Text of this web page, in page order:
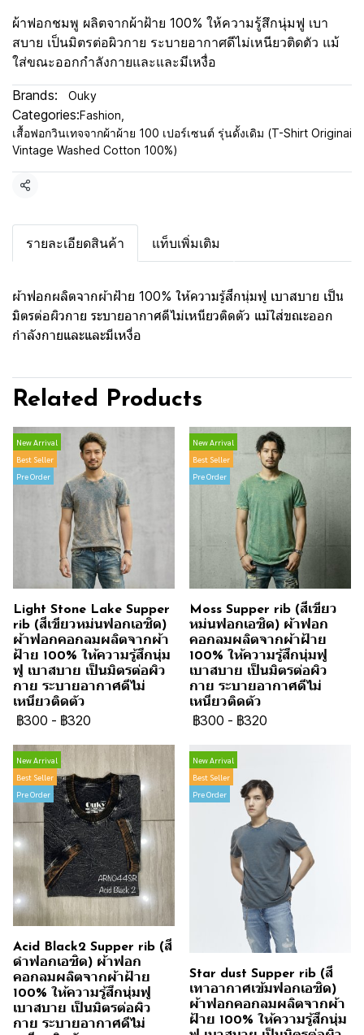
ผ้าฟอกชมพู ผลิตจากผ้าฝ้าย 100% ให้ความรู้สึกนุ่มฟู เบา
สบาย เป็นมิตรต่อผิวกาย ระบายอากาศดีไม่เหนียวติดตัว แม้
ใส่ขณะออกกำลังกายและและมีเหงื่อ
Brands: Ouky
Categories:Fashion
เสื้อฟอกวินเทจจากผ้าผ้าย 100 เปอร์เซนต์ รุ่นดั้งเดิม (T-Shirt Originai
Vintage Washed Cotton 100%)
Share
รายละเอียดสินค้า แท็บเพิ่มเติม
ผ้าฟอกผลิตจากผ้าฝ้าย 100% ให้ความรู้สึกนุ่มฟู เบาสบาย เป็น
มิตรต่อผิวกาย ระบายอากาศดีไม่เหนียวติดตัว แม้ใส่ขณะออก
กำลังกายและและมีเหงื่อ
Related Products
New Arrival
Best Seller
Pre Order
Light Stone Lake Supper
rib (สีเขียวหม่นฟอกเอซิด)
ผ้าฟอกคอกลมผลิตจากผ้า
ฝ้าย 100% ให้ความรู้สึกนุ่ม
ฟู เบาสบาย เป็นมิตรต่อผิว
กาย ระบายอากาศดีไม่
เหนียวติดตัว
฿300 - ฿320
New Arrival
Best Seller
Pre Order
Moss Supper rib (สีเขียว
หม่นฟอกเอซิด) ผ้าฟอก
คอกลมผลิตจากผ้าฝ้าย
100% ให้ความรู้สึกนุ่มฟู
เบาสบาย เป็นมิตรต่อผิว
กาย ระบายอากาศดีไม่
เหนียวติดตัว
฿300 - ฿320
New Arrival
Best Seller
Pre Order
Acid Black2 Supper rib (สี
ดำฟอกเอซิด) ผ้าฟอก
คอกลมผลิตจากผ้าฝ้าย
100% ให้ความรู้สึกนุ่มฟู
เบาสบาย เป็นมิตรต่อผิว
กาย ระบายอากาศดีไม่
New Arrival
Best Seller
Pre Order
Star dust Supper rib (สี
เทาอากาศเข้มฟอกเอซิด)
ผ้าฟอกคอกลมผลิตจากผ้า
ฝ้าย 100% ให้ความรู้สึกนุ่ม